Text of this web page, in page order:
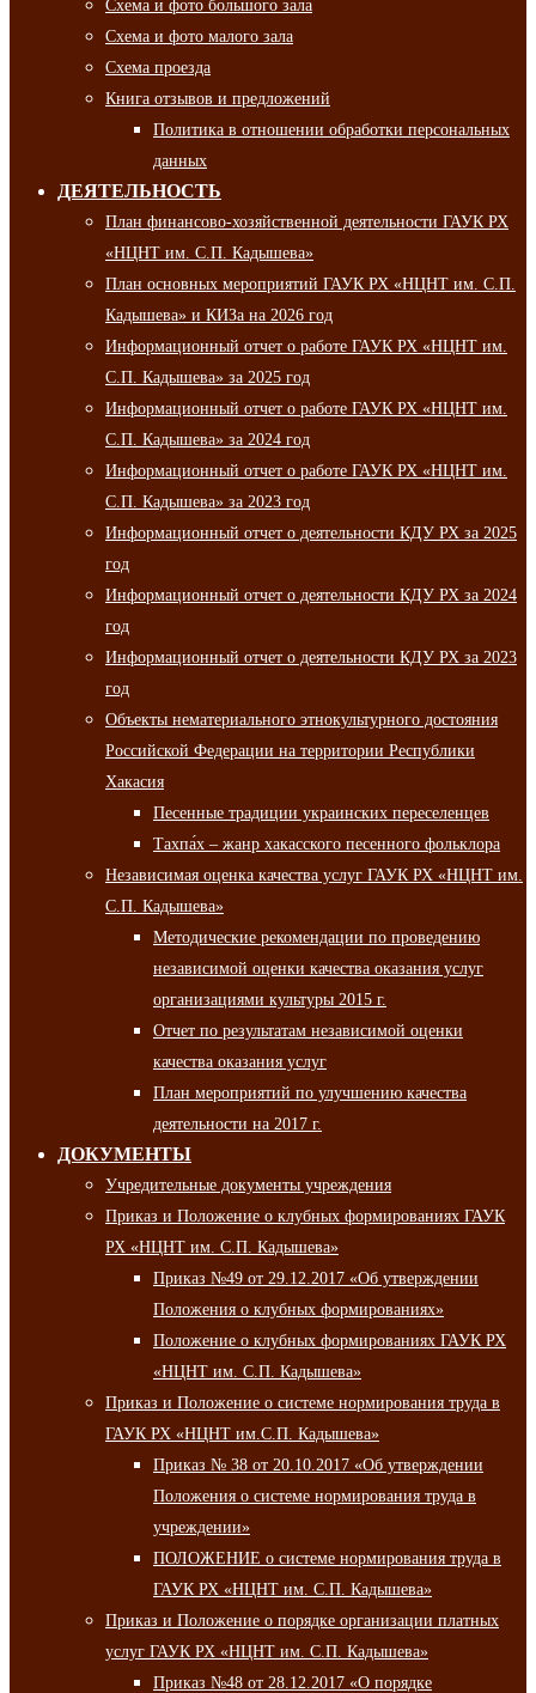
Схема и фото большого зала
Схема и фото малого зала
Схема проезда
Книга отзывов и предложений
Политика в отношении обработки персональных
данных
ДЕЯТЕЛЬНОСТЬ
План финансово-хозяйственной деятельности ГАУК РХ
«НЦНТ им. С.П. Кадышева»
План основных мероприятий ГАУК РХ «НЦНТ им. С.П.
Кадышева» и КИЗа на 2026 год
Информационный отчет о работе ГАУК РХ «НЦНТ им.
С.П. Кадышева» за 2025 год
Информационный отчет о работе ГАУК РХ «НЦНТ им.
С.П. Кадышева» за 2024 год
Информационный отчет о работе ГАУК РХ «НЦНТ им.
С.П. Кадышева» за 2023 год
Информационный отчет о деятельности КДУ РХ за 2025
год
Информационный отчет о деятельности КДУ РХ за 2024
год
Информационный отчет о деятельности КДУ РХ за 2023
год
Объекты нематериального этнокультурного достояния
Российской Федерации на территории Республики
Хакасия
Песенные традиции украинских переселенцев
Тахпа́х – жанр хакасского песенного фольклора
Независимая оценка качества услуг ГАУК РХ «НЦНТ им.
С.П. Кадышева»
Методические рекомендации по проведению
независимой оценки качества оказания услуг
организациями культуры 2015 г.
Отчет по результатам независимой оценки
качества оказания услуг
План мероприятий по улучшению качества
деятельности на 2017 г.
ДОКУМЕНТЫ
Учредительные документы учреждения
Приказ и Положение о клубных формированиях ГАУК
РХ «НЦНТ им. С.П. Кадышева»
Приказ №49 от 29.12.2017 «Об утверждении
Положения о клубных формированиях»
Положение о клубных формированиях ГАУК РХ
«НЦНТ им. С.П. Кадышева»
Приказ и Положение о системе нормирования труда в
ГАУК РХ «НЦНТ им.С.П. Кадышева»
Приказ № 38 от 20.10.2017 «Об утверждении
Положения о системе нормирования труда в
учреждении»
ПОЛОЖЕНИЕ о системе нормирования труда в
ГАУК РХ «НЦНТ им. С.П. Кадышева»
Приказ и Положение о порядке организации платных
услуг ГАУК РХ «НЦНТ им. С.П. Кадышева»
Приказ №48 от 28.12.2017 «О порядке